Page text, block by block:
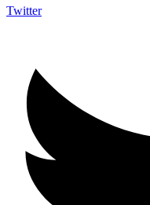
Twitter